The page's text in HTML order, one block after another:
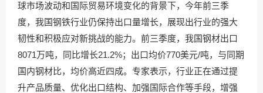
球市场波动和国际贸易环境变化的背景下，今年前三季
度，我国钢铁行业仍保持出口量增长，展现出行业的强大
韧性和积极应对新挑战的能力。前三季度，我国钢材出口
8071万吨，同比增长21.2%；出口均价770美元/吨，与同期
国内钢材比，均价高近四成。专家表示，行业正在通过提
升产品质量、优化出口结构、加强国际合作等手段，增强